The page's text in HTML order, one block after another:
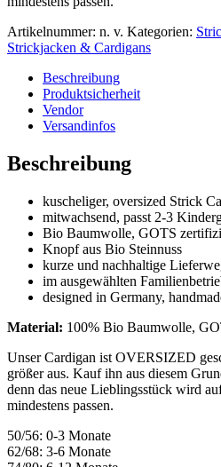
Artikelnummer: n. v. Kategorien:
Strickjacken & Cardigans
Beschreibung
Produktsicherheit
Vendor
Versandinfos
Beschreibung
kuscheliger, oversized Strick
mitwachsend, passt 2-3
Bio Baumwolle, GOTS
Knopf aus Bio Steinnuss
kurze und nachhaltige
im ausgewählten
designed in Germany,
Material: 100% Bio Baumwolle,
Unser Cardigan ist OVERSIZED
größer aus. Kauf ihn aus diesem
denn das neue Lieblingsstück wird
mindestens passen.
50/56: 0-3 Monate
62/68: 3-6 Monate